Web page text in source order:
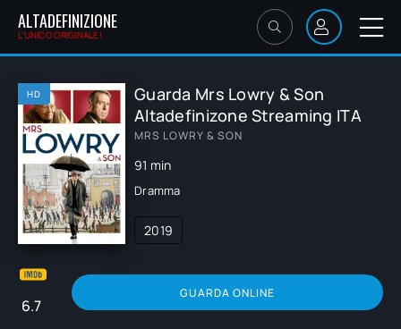
ALTADEFINIZIONE
L'UNICO ORIGINALE!
HD
Guarda Mrs Lowry & Son
Altadefinizone Streaming ITA
MRS LOWRY & SON
91 min
Dramma
2019
6.7
GUARDA ONLINE